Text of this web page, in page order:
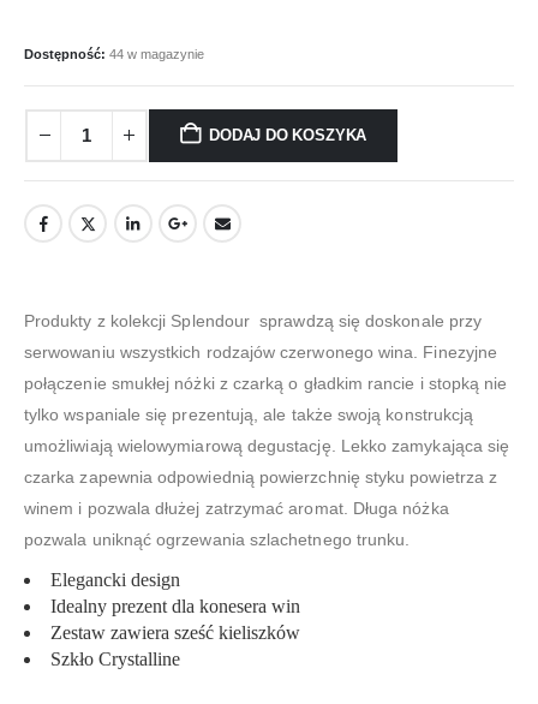
Dostępność: 44 w magazynie
DODAJ DO KOSZYKA
Produkty z kolekcji Splendour sprawdzą się doskonale przy
serwowaniu wszystkich rodzajów czerwonego wina. Finezyjne
połączenie smukłej nóżki z czarką o gładkim rancie i stopką nie
tylko wspaniale się prezentują, ale także swoją konstrukcją
umożliwiają wielowymiarową degustację. Lekko zamykająca się
czarka zapewnia odpowiednią powierzchnię styku powietrza z
winem i pozwala dłużej zatrzymać aromat. Długa nóżka
pozwala uniknąć ogrzewania szlachetnego trunku.
Elegancki design
Idealny prezent dla konesera win
Zestaw zawiera sześć kieliszków
Szkło Crystalline